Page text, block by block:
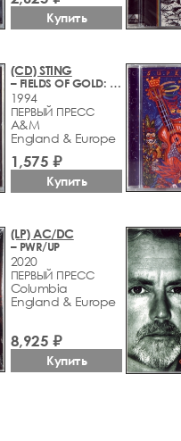
Купить
(CD) STING
– FIELDS OF GOLD: THE BEST OF STING 1984 - 1994
1994
ПЕРВЫЙ ПРЕСС
A&M
England & Europe
1,575 ₽
Купить
(LP) AC/DC
– PWR/UP
2020
ПЕРВЫЙ ПРЕСС
Columbia
England & Europe
8,925 ₽
Купить